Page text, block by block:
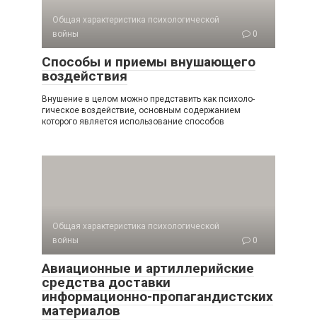
Общая характеристика психологической
войны
0
Способы и приемы внушающего
воздействия
Внушение в целом можно представить как психоло­
гическое воздействие, основным содержанием
которого является использование способов
Общая характеристика психологической
войны
0
Авиационные и артиллерийские
средства доставки
информационно-пропагандистских
материалов